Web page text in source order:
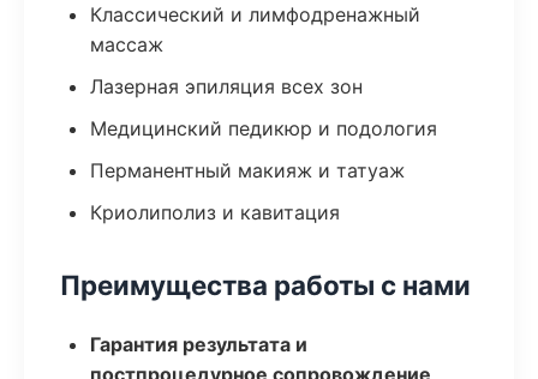
Классический и лимфодренажный
массаж
Лазерная эпиляция всех зон
Медицинский педикюр и подология
Перманентный макияж и татуаж
Криолиполиз и кавитация
Преимущества работы с нами
Гарантия результата и
постпроцедурное сопровождение